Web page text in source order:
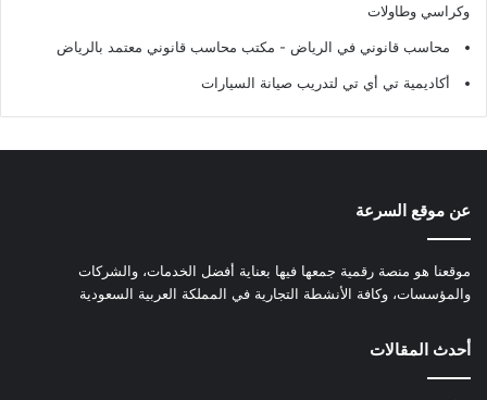
وكراسي وطاولات
محاسب قانوني في الرياض - مكتب محاسب قانوني معتمد بالرياض
أكاديمية تي أي تي لتدريب صيانة السيارات
عن موقع السرعة
موقعنا هو منصة رقمية جمعها فيها بعناية أفضل الخدمات، والشركات
والمؤسسات، وكافة الأنشطة التجارية في المملكة العربية السعودية
أحدث المقالات